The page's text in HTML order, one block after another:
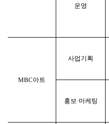
운영
MBC아트
사업기획
홍보·마케팅